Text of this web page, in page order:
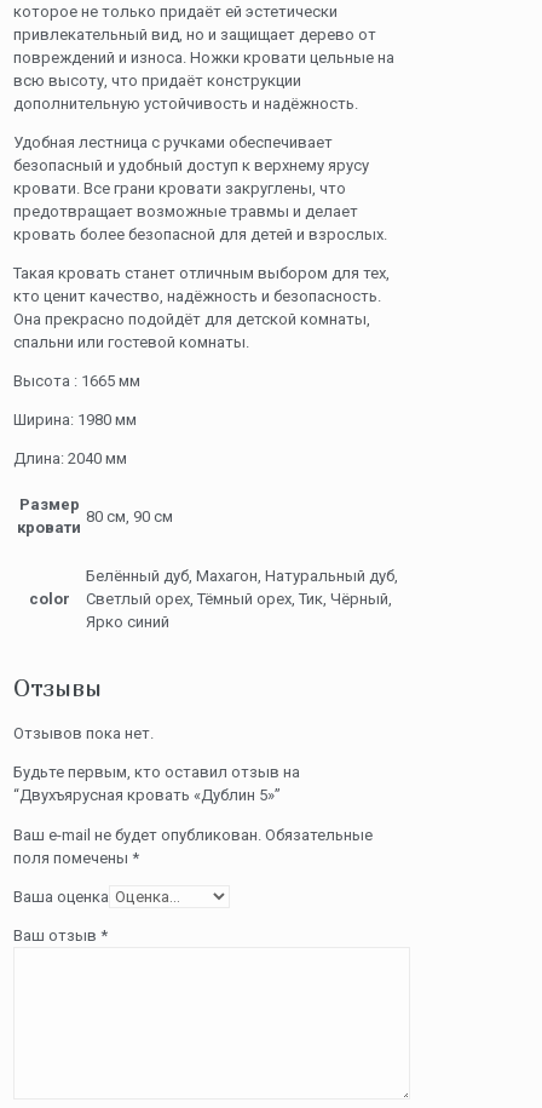
которое не только придаёт ей эстетически
привлекательный вид, но и защищает дерево от
повреждений и износа. Ножки кровати цельные на
всю высоту, что придаёт конструкции
дополнительную устойчивость и надёжность.
Удобная лестница с ручками обеспечивает
безопасный и удобный доступ к верхнему ярусу
кровати. Все грани кровати закруглены, что
предотвращает возможные травмы и делает
кровать более безопасной для детей и взрослых.
Такая кровать станет отличным выбором для тех,
кто ценит качество, надёжность и безопасность.
Она прекрасно подойдёт для детской комнаты,
спальни или гостевой комнаты.
Высота : 1665 мм
Ширина: 1980 мм
Длина: 2040 мм
Размер
кровати
80 см, 90 см
color
Белённый дуб, Махагон, Натуральный дуб,
Светлый орех, Тёмный орех, Тик, Чёрный,
Ярко синий
Отзывы
Отзывов пока нет.
Будьте первым, кто оставил отзыв на
“Двухъярусная кровать «Дублин 5»”
Ваш e-mail не будет опубликован. Обязательные
поля помечены*
Ваша оценка
Ваш отзыв*